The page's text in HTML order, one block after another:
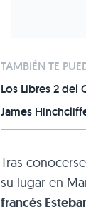
TAMBIÉN TE
Los Libres 2 del
James
Tras
su lugar en
francés